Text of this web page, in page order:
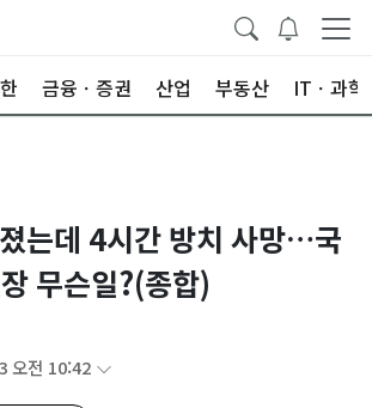
금융ㆍ증권 산업 부동산 ITㆍ과학
는데 4시간 방치 사망…국
무슨일?(종합)
오전 10:42